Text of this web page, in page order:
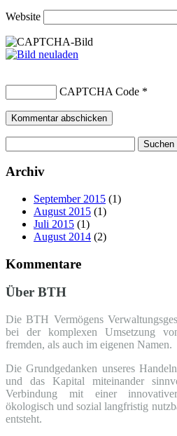
Website
CAPTCHA Code *
nach:
Archiv
September 2015 (1)
August 2015 (1)
Juli 2015 (1)
August 2014 (2)
Kommentare
Über BTH
Die BTH Vermögens
bei der komplexen Umsetzung
fremden, als auch im eigenen Namen.
Die Grundgedanken unseres
und das Kapital miteinander
Verbindung mit einer
ökologisch und sozial langfristig
entsteht.